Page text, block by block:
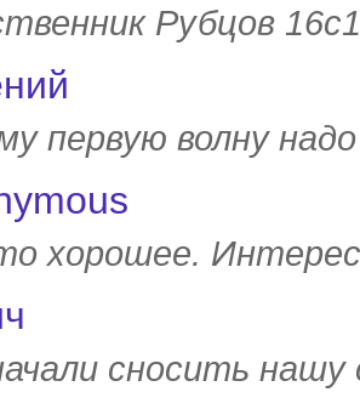
Рубцов
первую волну
хорошее.
сносить